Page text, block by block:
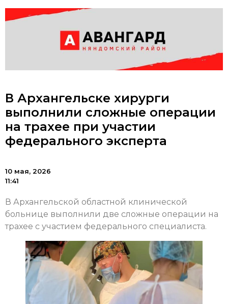
В Архангельске хирурги
выполнили сложные операции
на трахее при участии
федерального эксперта
10 мая, 2026
11:41
В Архангельской областной клинической
больнице выполнили две сложные операции на
трахее с участием федерального специалиста.